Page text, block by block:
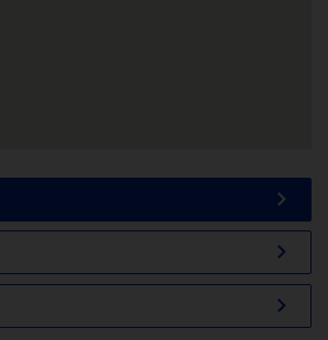
chevron_right
chevron_right
chevron_right